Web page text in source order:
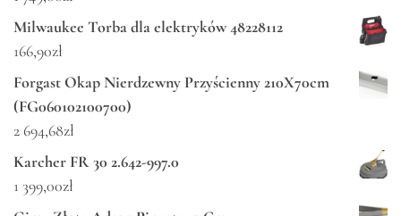
Milwaukee Torba dla elektryków 48228112
166,90zł
Forgast Okap Nierdzewny Przyścienny 210X70cm
(FG060102100700)
2 694,68zł
Karcher FR 30 2.642-997.0
1 399,00zł